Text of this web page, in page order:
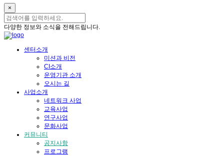
×
다양한 정보와 소식을 전해드립니다.
센터소개
미션과 비전
CI소개
운영기관 소개
오시는 길
사업소개
네트워크 사업
교육사업
연구사업
문화사업
커뮤니티
공지사항
프로그램